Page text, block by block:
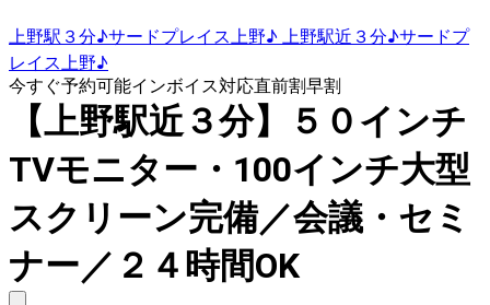
上野駅３分♪サードプレイス上野♪ 上野駅近３分♪サードプ
レイス上野♪
今すぐ予約可能インボイス対応直前割早割
【上野駅近３分】５０インチ
TVモニター・100インチ大型
スクリーン完備／会議・セミ
ナー／２４時間OK